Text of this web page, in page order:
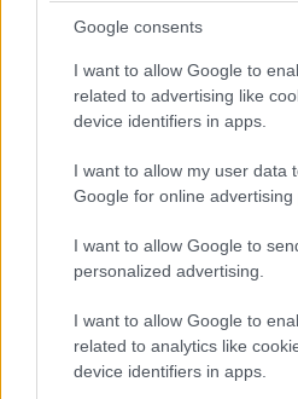
Google consents
I want to allow Google to
related to advertising like
device identifiers in apps.
I want to allow my user data
Google for online advertising
I want to allow Google to
personalized advertising.
I want to allow Google to
related to analytics like
device identifiers in apps.
Nikos 10097 09·06·2021
Από τη στιγμή που η κοπέλα
κάθεται σεμνά. Εσείς στην
γιαγιά με τσεμπέρι να
Απαντήστε